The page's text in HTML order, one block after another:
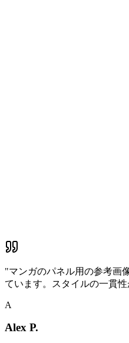
"マンガのパネル用の参考画
ています。スタイルの一貫性
A
Alex P.